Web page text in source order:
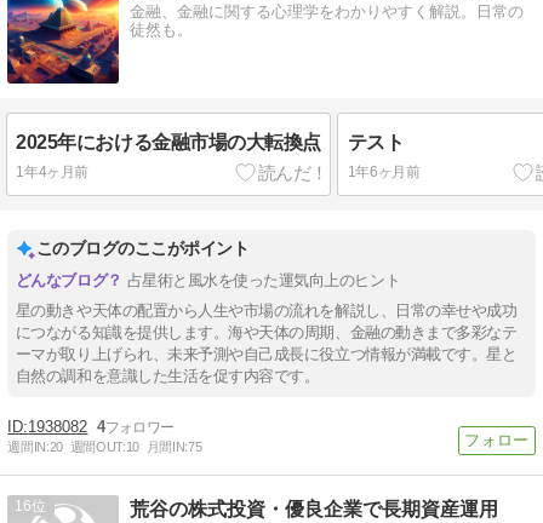
金融、金融に関する心理学をわかりやすく解説。日常の
徒然も。
2025年における金融市場の大転換点
1年4ヶ月前
テスト
1年6ヶ月前
このブログのここがポイント
占星術と風水を使った運気向上のヒント
星の動きや天体の配置から人生や市場の流れを解説し、日常の幸せや成功
につながる知識を提供します。海や天体の周期、金融の動きまで多彩なテ
ーマが取り上げられ、未来予測や自己成長に役立つ情報が満載です。星と
自然の調和を意識した生活を促す内容です。
1938082 4
週間IN:20 週間OUT:10 月間IN:75
16 荒谷の株式投資・優良企業で長期資産運用